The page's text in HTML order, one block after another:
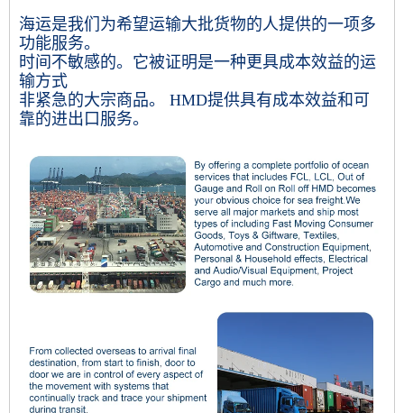
海运是我们为希望运输大批货物的人提供的一项多
功能服务。
时间不敏感的。它被证明是一种更具成本效益的运
输方式
非紧急的大宗商品。 HMD提供具有成本效益和可
靠的进出口服务。